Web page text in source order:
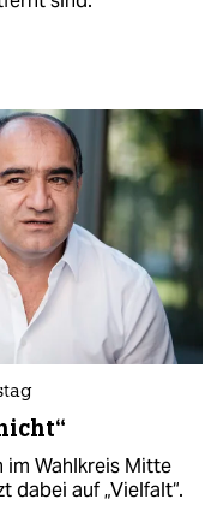
im Wahlkreis Mitte
dabei auf „Vielfalt“.